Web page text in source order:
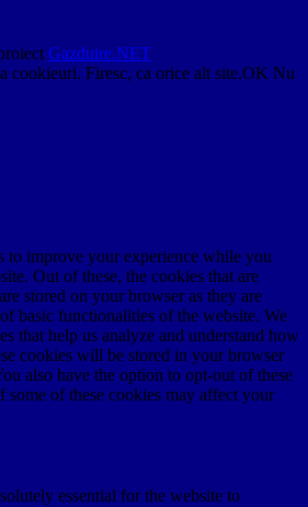
Gazduire.NET
cookieuri. Firesc, ca orice alt site.OK Nu
to improve your experience while you
Out of these, the cookies that are
stored on your browser as they are
basic functionalities of the website. We
that help us analyze and understand how
cookies will be stored in your browser
also have the option to opt-out of these
of these cookies may affect your
essential for the website to